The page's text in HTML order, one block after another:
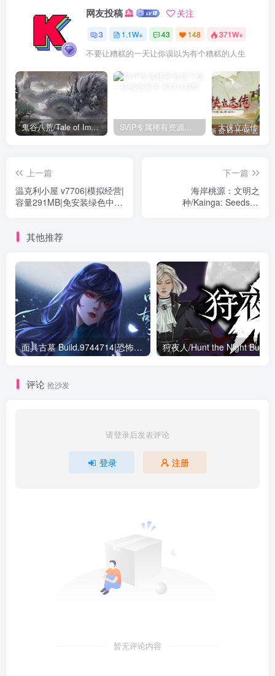
网友投稿 关注
3 1.1W+ 43 148 371W+
不要让糟糕的一天让你误以为有个糟糕的人生
鬼谷八荒/Tale of Immortal v1.2.105.259|角色扮演|容量27.4GB|免安装绿色中文版 SVIP专属稀有资源下载 – 持续更新中
上一篇
温克利小屋 v7706|模拟经营|
容量291MB|免安装绿色中文
下一篇
海岸桃源：文明之
种/Kainga: Seeds of
其他推荐
面具古墓 Build.9744714|恐怖冒险|容量810MB|免安装绿色中文版
评论 抢沙发
请登录后发表评论
登录 注册
暂无评论内容